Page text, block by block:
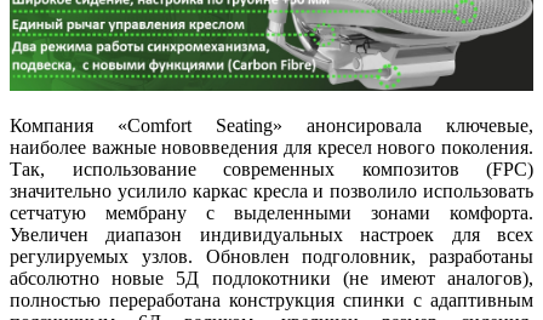
Компания «Comfort Seating» анонсировала ключевые,
наиболее важные нововведения для кресел нового поколения.
Так, использование современных композитов (FPC)
значительно усилило каркас кресла и позволило использовать
сетчатую мембрану с выделенными зонами комфорта.
Увеличен диапазон индивидуальных настроек для всех
регулируемых узлов. Обновлен подголовник, разработаны
абсолютно новые 5Д подлокотники (не имеют аналогов),
полностью переработана конструкция спинки с адаптивным